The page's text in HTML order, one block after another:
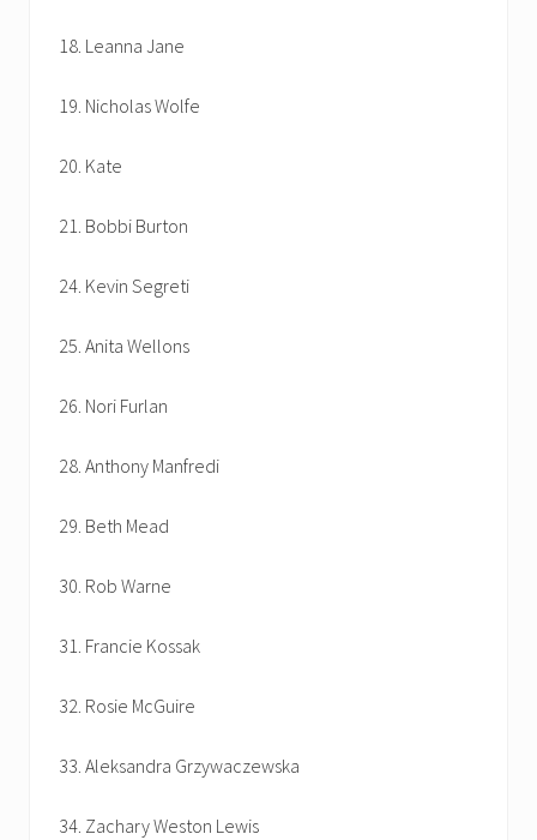
18. Leanna Jane
19. Nicholas Wolfe
20. Kate
21. Bobbi Burton
24. Kevin Segreti
25. Anita Wellons
26. Nori Furlan
28. Anthony Manfredi
29. Beth Mead
30. Rob Warne
31. Francie Kossak
32. Rosie McGuire
33. Aleksandra Grzywaczewska
34. Zachary Weston Lewis